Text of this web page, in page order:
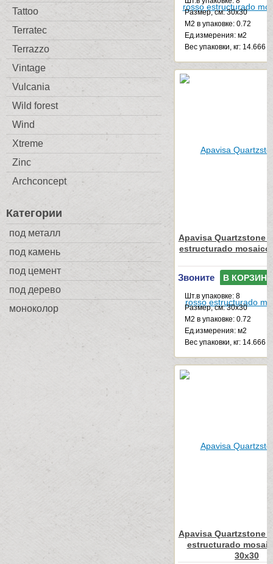
Tattoo
Terratec
Terrazzo
Vintage
Vulcania
Wild forest
Wind
Xtreme
Zinc
Archconcept
Категории
под металл
под камень
под цемент
под дерево
моноколор
Размер, см: 30x30
М2 в упаковке: 0.72
Ед.измерения: м2
Веc упаковки, кг: 14.666
Apavisa Quartzstone
estructurado mosaico
Звоните В КОРЗИНУ
Шт.в упаковке: 8
Размер, см: 30x30
М2 в упаковке: 0.72
Ед.измерения: м2
Веc упаковки, кг: 14.666
Apavisa Quartzstone
estructurado
30x30